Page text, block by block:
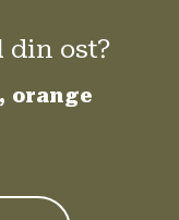
din ost?
orange